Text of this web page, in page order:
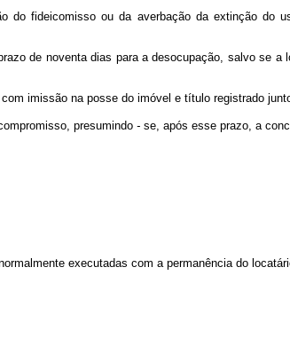
do fideicomisso ou da averbação da extinção do
de noventa dias para a desocupação, salvo se
imissão na posse do imóvel e título registrado
presumindo - se, após esse prazo, a
executadas com a permanência do